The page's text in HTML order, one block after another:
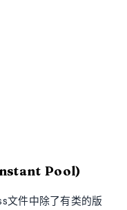
Pool)
文件中除了有类的版